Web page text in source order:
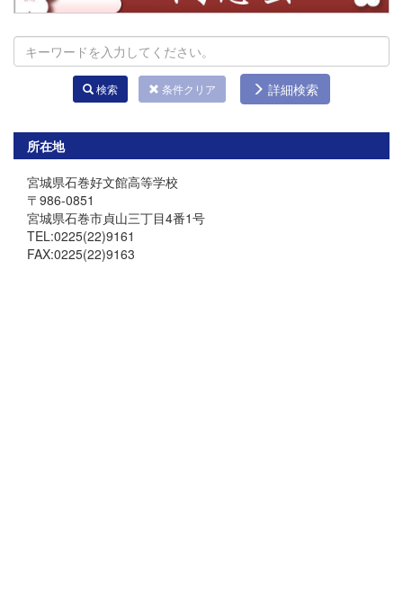
検索 条件クリア 詳細検索
所在地
宮城県石巻好文館高等学校
〒986-0851
宮城県石巻市貞山三丁目4番1号
TEL:0225(22)9161
FAX:0225(22)9163